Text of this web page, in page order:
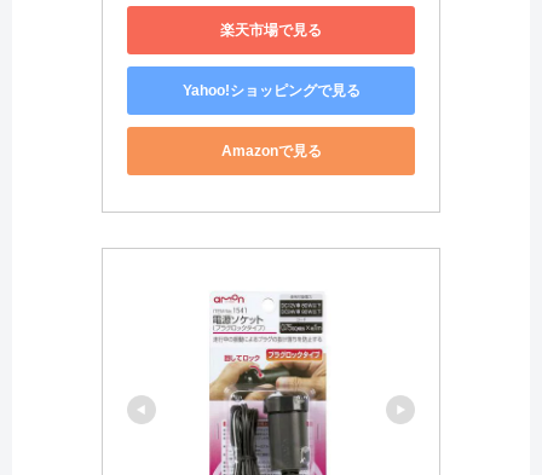
楽天市場で見る
Yahoo!ショッピングで見る
Amazonで見る